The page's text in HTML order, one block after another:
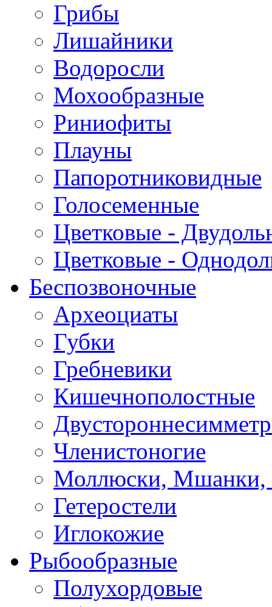
Грибы
Лишайники
Водоросли
Мохообразные
Риниофиты
Плауны
Папоротниковидные
Голосеменные
Цветковые -
Цветковые -
Беспозвоночные
Археоциаты
Губки
Гребневики
Кишечнополостные
Членистоногие
Моллюски, Мшанки,
Гетеростели
Иглокожие
Рыбообразные
Полухордовые